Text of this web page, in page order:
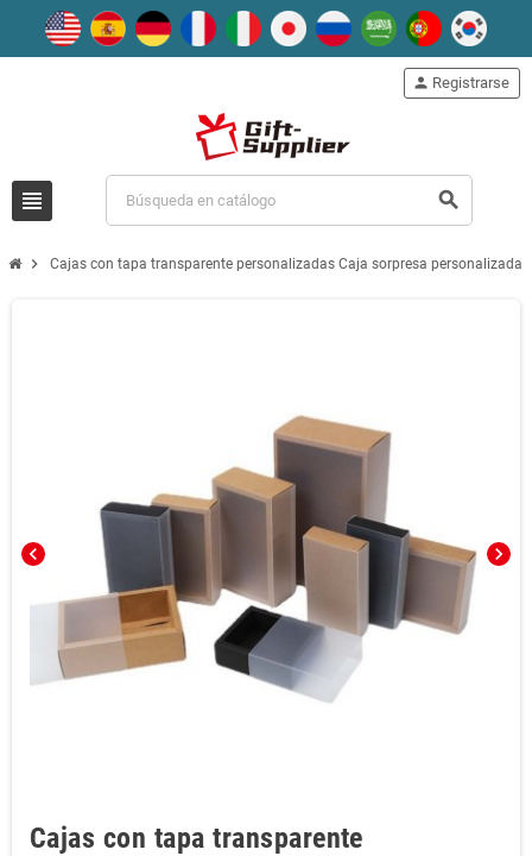
view_headline search
person Registrarse
chevron_right Cajas con tapa transparente personalizadas Caja sorpresa personalizada
chevron_left chevron_right
Cajas con tapa transparente